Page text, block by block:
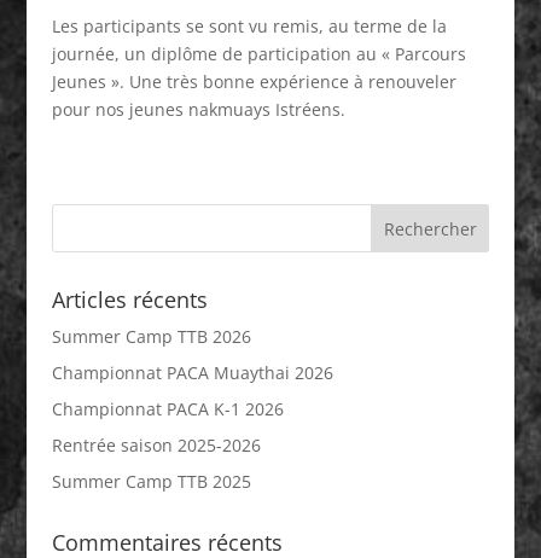
Les participants se sont vu remis, au terme de la
journée, un diplôme de participation au « Parcours
Jeunes ». Une très bonne expérience à renouveler
pour nos jeunes nakmuays Istréens.
Articles récents
Summer Camp TTB 2026
Championnat PACA Muaythai 2026
Championnat PACA K-1 2026
Rentrée saison 2025-2026
Summer Camp TTB 2025
Commentaires récents